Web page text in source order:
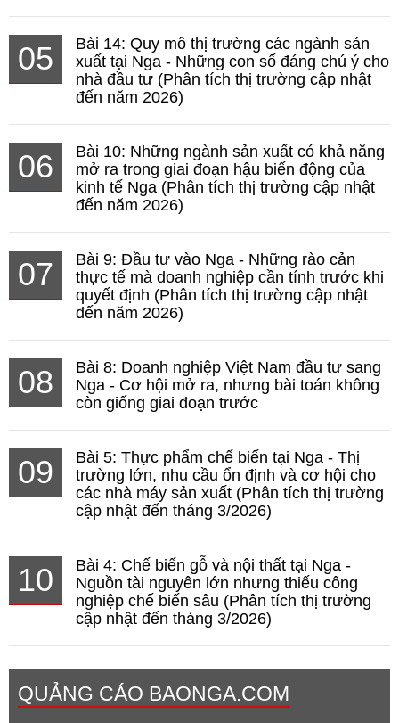
05
Bài 14: Quy mô thị trường các ngành sản
xuất tại Nga - Những con số đáng chú ý cho
nhà đầu tư (Phân tích thị trường cập nhật
đến năm 2026)
06
Bài 10: Những ngành sản xuất có khả năng
mở ra trong giai đoạn hậu biến động của
kinh tế Nga (Phân tích thị trường cập nhật
đến năm 2026)
07
Bài 9: Đầu tư vào Nga - Những rào cản
thực tế mà doanh nghiệp cần tính trước khi
quyết định (Phân tích thị trường cập nhật
đến năm 2026)
08
Bài 8: Doanh nghiệp Việt Nam đầu tư sang
Nga - Cơ hội mở ra, nhưng bài toán không
còn giống giai đoạn trước
09
Bài 5: Thực phẩm chế biến tại Nga - Thị
trường lớn, nhu cầu ổn định và cơ hội cho
các nhà máy sản xuất (Phân tích thị trường
cập nhật đến tháng 3/2026)
10
Bài 4: Chế biến gỗ và nội thất tại Nga -
Nguồn tài nguyên lớn nhưng thiếu công
nghiệp chế biến sâu (Phân tích thị trường
cập nhật đến tháng 3/2026)
QUẢNG CÁO BAONGA.COM